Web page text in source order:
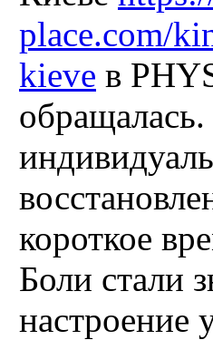
place.com/
kieve в
короткое
Боли стали
настроение